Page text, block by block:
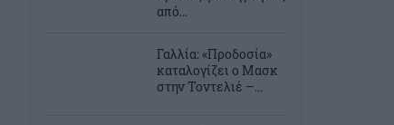
από...
Γαλλία: «Προδοσία»
καταλογίζει ο Μασκ
στην Τοντελιέ –...